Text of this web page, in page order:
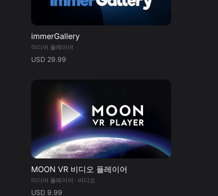
immerGallery
미디어 플레이어
USD 29.99
MOON VR 비디오 플레이어
미디어 플레이어 · 비디오
USD 9.99